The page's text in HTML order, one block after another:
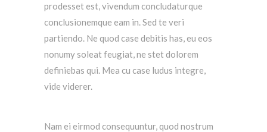
prodesset est, vivendum concludaturque
conclusionemque eam in. Sed te veri
partiendo. Ne quod case debitis has, eu eos
nonumy soleat feugiat, ne stet dolorem
definiebas qui. Mea cu case ludus integre,
vide viderer.
Nam ei eirmod consequuntur, quod nostrum